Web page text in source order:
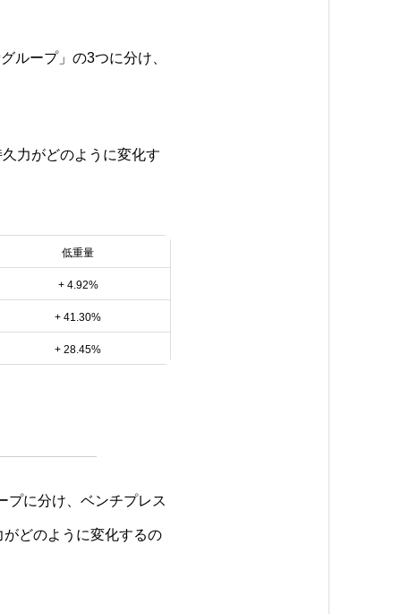
ループ」の3つに分け、
力がどのように変化す
低重量
+ 4.92%
+ 41.30%
+ 28.45%
プに分け、ベンチプレス
どのように変化するの